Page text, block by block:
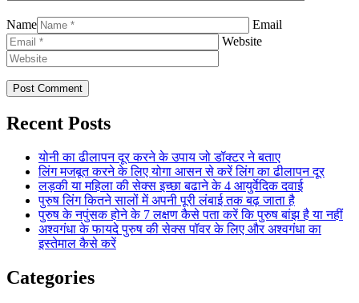
Name
Email
Website
Recent Posts
योनी का ढीलापन दूर करने के उपाय जो डॉक्टर ने बताए
लिंग मजबूत करने के लिए योगा आसन से करें लिंग का ढीलापन दूर
लड़की या महिला की सेक्स इच्छा बढाने के 4 आयुर्वेदिक दवाई
पुरुष लिंग कितने सालों में अपनी पूरी लंबाई तक बढ़ जाता है
पुरुष के नपुंसक होने के 7 लक्षण कैसे पता करें कि पुरुष बांझ है या नहीं
अश्वगंधा के फायदे पुरुष की सेक्स पॉवर के लिए और अश्वगंधा का
इस्तेमाल कैसे करें
Categories